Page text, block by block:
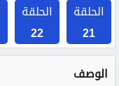
الحلقة
21
الحلقة
22
الوصف